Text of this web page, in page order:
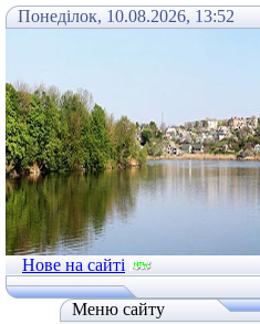
Понеділок, 10.08.2026, 13:52
Нове на сайті
Меню сайту